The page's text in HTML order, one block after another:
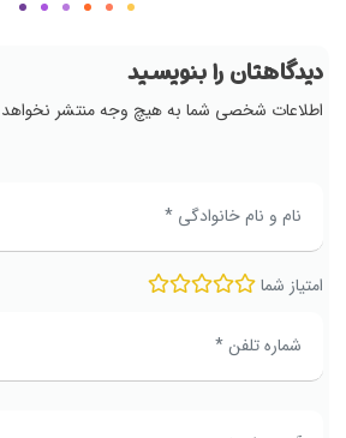
دیدگاهتان را بنویسید
اطلاعات شخصی شما به هیچ وجه منتشر
امتیاز شما